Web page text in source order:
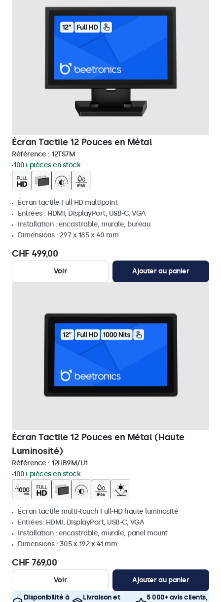
Écran Tactile 12 Pouces en Métal
Référence : 12TS7M
100+ pièces en stock
Écran tactile Full HD multipoint
Entrées : HDMI, DisplayPort, USB-C, VGA
Installation : encastrable, murale, bureau
Dimensions : 297 x 185 x 40 mm
CHF 499,00
Voir Ajouter au panier
Écran Tactile 12 Pouces en Métal (Haute
Luminosité)
Référence : 12HB9M/U1
100+ pièces en stock
Écran tactile multi-touch Full-HD haute luminosité
Entrées: HDMI, DisplayPort, USB-C, VGA
Installation : encastrable, murale, panel mount
Dimensions : 305 x 192 x 41 mm
CHF 769,00
Voir Ajouter au panier
Disponibilité à
Livraison et
5 000+ avis clients,